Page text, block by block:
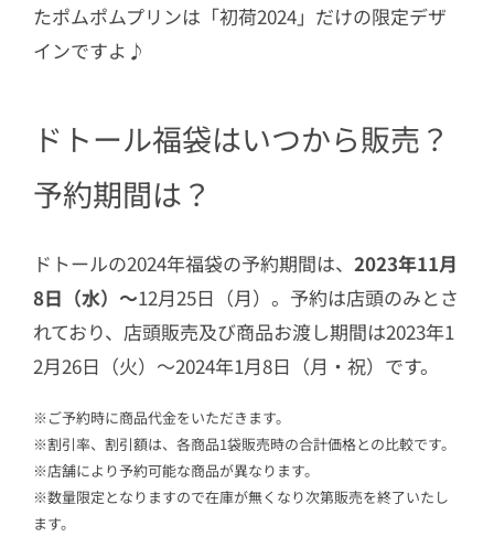
たポムポムプリンは「初荷2024」だけの限定デザ
インですよ♪
ドトール福袋はいつから販売？
予約期間は？
ドトールの2024年福袋の予約期間は、 2023年11月
8日（水）～12月25日（月）。予約は店頭のみとさ
れており、店頭販売及び商品お渡し期間は2023年1
2月26日（火）～2024年1月8日（月・祝）です。
※ご予約時に商品代金をいただきます。
※割引率、割引額は、各商品1袋販売時の合計価格との比較です。
※店舗により予約可能な商品が異なります。
※数量限定となりますので在庫が無くなり次第販売を終了いたし
ます。